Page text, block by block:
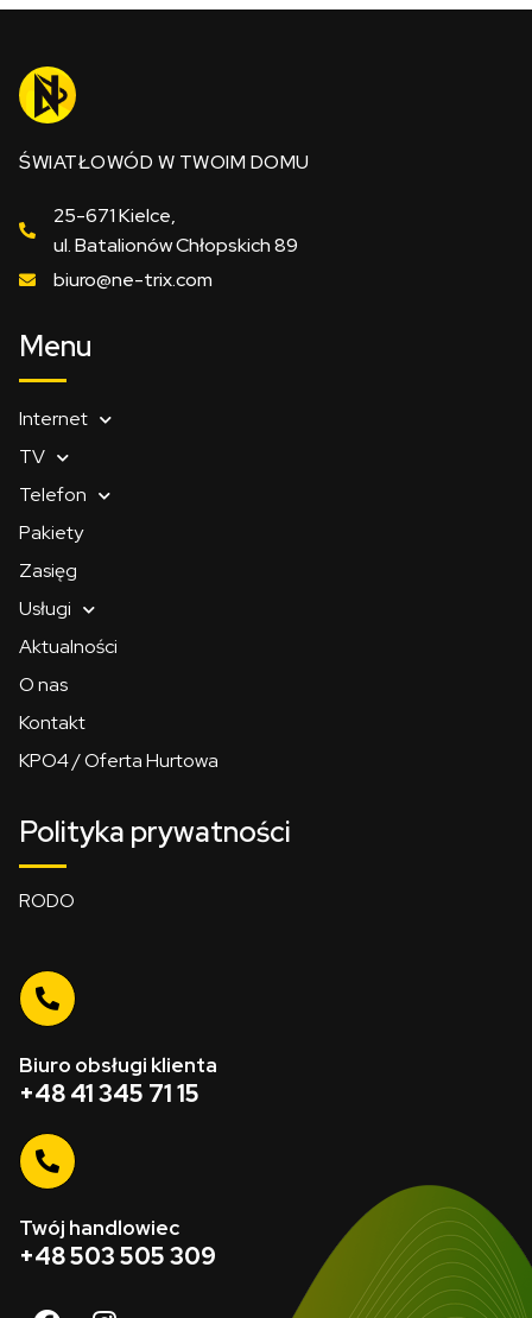
ŚWIATŁOWÓD W TWOIM DOMU
25-671 Kielce,
ul. Batalionów Chłopskich 89
biuro@ne-trix.com
Menu
Internet
TV
Telefon
Pakiety
Zasięg
Usługi
Aktualności
O nas
Kontakt
KPO4 / Oferta Hurtowa
Polityka prywatności
RODO
Biuro obsługi klienta
+48 41 345 71 15
Twój handlowiec
+48 503 505 309